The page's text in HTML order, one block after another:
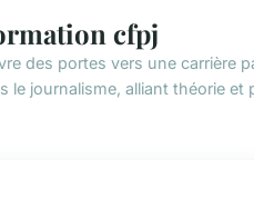
cfpj
des portes vers une carrière
journalisme, alliant théorie et